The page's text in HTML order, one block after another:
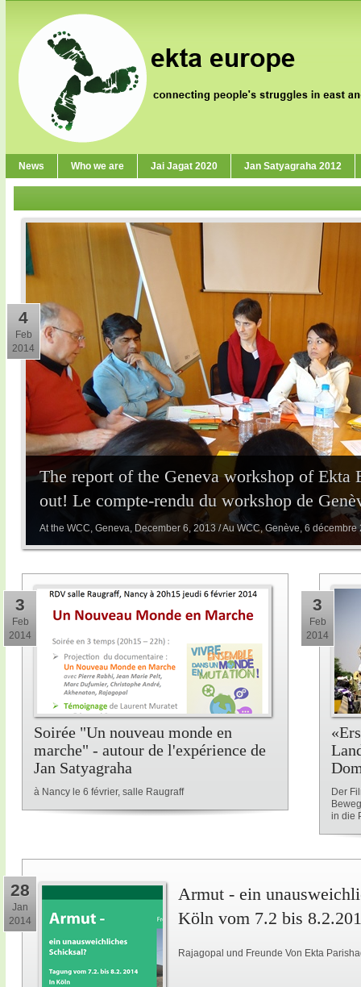
News Who we are Jai Jagat 2020 Jan Satyagraha 2012
The report of the Geneva workshop of Ekta
out! Le compte-rendu du workshop de
At the WCC, Geneva, December 6, 2013 / Au WCC, Genève, 6 décembre
4
Feb
2014
Soirée "Un nouveau monde en
marche" - autour de l'expérience de
Jan Satyagraha
à Nancy le 6 février, salle Raugraff
3
Feb
2014
Der
in die
3
Feb
2014
28
Jan
2014
Armut - ein
Köln vom 7.2 bis
Rajagopal und Freunde Von Ekta